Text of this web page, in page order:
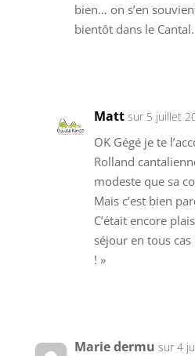
bien… on s’en
bientôt dans le Cantal.
Matt sur 5 juillet
OK Gégé je te
Rolland
modeste que sa
Mais c’est bien
C’était encore
séjour en tous
! »
Marie dermu sur 4